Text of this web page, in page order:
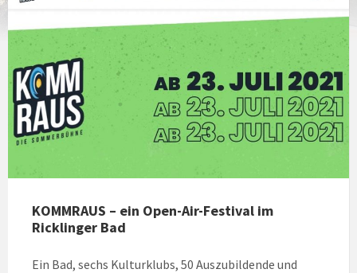
KOMMRAUS – ein Open-Air-Festival im
Ricklinger Bad
Ein Bad, sechs Kulturklubs, 50 Auszubildende und